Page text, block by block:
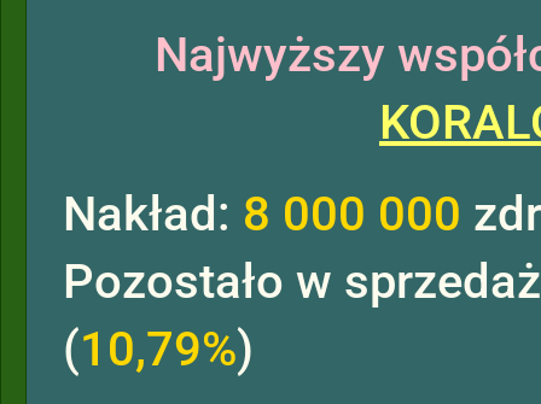
Najwyższy
Nakład: 8 000 000
Pozostało w
(10,79%)